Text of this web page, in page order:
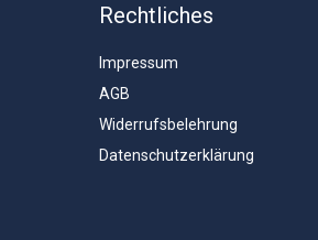
Rechtliches
Impressum
AGB
Widerrufsbelehrung
Datenschutzerklärung